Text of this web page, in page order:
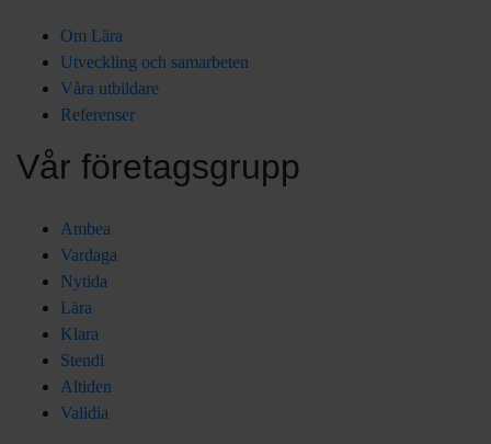
Om Lära
Utveckling och samarbeten
Våra utbildare
Referenser
Vår företagsgrupp
Ambea
Vardaga
Nytida
Lära
Klara
Stendi
Altiden
Validia